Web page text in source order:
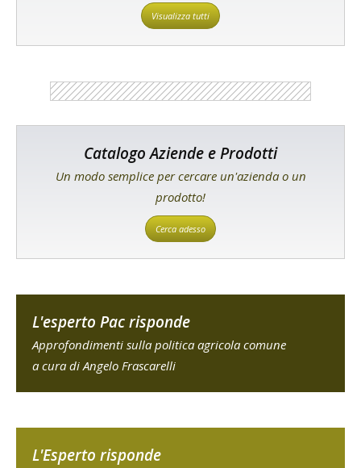
Visualizza tutti
Catalogo Aziende e Prodotti
Un modo semplice per cercare un'azienda o un
prodotto!
Cerca adesso
L'esperto Pac risponde
Approfondimenti sulla politica agricola comune
a cura di Angelo Frascarelli
L'Esperto risponde